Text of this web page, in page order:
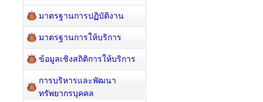
มาตรฐานการปฏิบัติงาน
มาตรฐานการให้บริการ
ข้อมูลเชิงสถิติการให้บริการ
การบริหารและพัฒนา
ทรัพยากรบุคคล